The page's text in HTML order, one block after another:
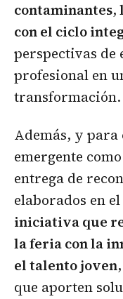
contaminantes,
con el ciclo
perspectivas de
profesional en
transformación.
Además, y
emergente
entrega de
elaborados en el
iniciativa que
la feria con la
el talento joven
que aporten